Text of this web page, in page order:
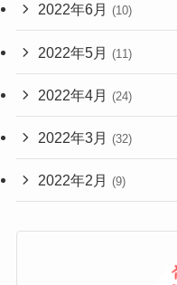
2022年6月 (10)
2022年5月 (11)
2022年4月 (24)
2022年3月 (32)
2022年2月 (9)